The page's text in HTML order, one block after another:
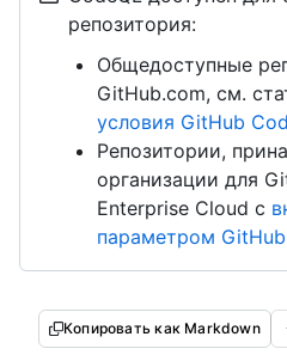
репозитория:
Общедоступные
GitHub.com, см.
условия GitHub
Репозитории,
организации для
Enterprise Cloud с
параметром
Копировать как Markdown